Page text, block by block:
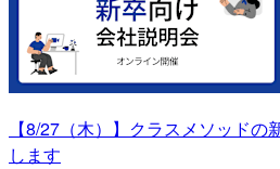
【8/27（木）】クラスメソッド
します